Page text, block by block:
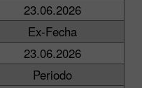
23.06.2026
Ex-Fecha
23.06.2026
Periodo